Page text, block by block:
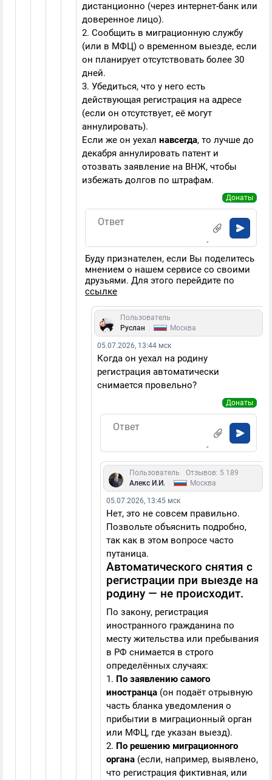
дистанционно (через интернет-банк или
доверенное лицо).
2. Сообщить в миграционную службу
(или в МФЦ) о временном выезде, если
он планирует отсутствовать более 30
дней.
3. Убедиться, что у него есть
действующая регистрация на адресе
(если он отсутствует, её могут
аннулировать).
Если же он уехал навсегда, то лучше до
декабря аннулировать патент и
отозвать заявление на ВНЖ, чтобы
избежать долгов по штрафам.
Донаты
Буду признателен, если Вы поделитесь
мнением о нашем сервисе со своими
друзьями. Для этого перейдите по
ссылке
Пользователь
Руслан
Москва
05.07.2026, 13:44 мск
Когда он уехал на родину
регистрация автоматически
снимается провельно?
Донаты
Пользователь
Отзывов: 5 189
Алекс И.И.
Москва
05.07.2026, 13:45 мск
Нет, это не совсем правильно.
Позвольте объяснить подробно,
так как в этом вопросе часто
путаница.
Автоматического снятия с
регистрации при выезде на
родину — не происходит.
По закону, регистрация
иностранного гражданина по
месту жительства или пребывания
в РФ снимается в строго
определённых случаях:
1. По заявлению самого
иностранца (он подаёт отрывную
часть бланка уведомления о
прибытии в миграционный орган
или МФЦ, где указан выезд).
2. По решению миграционного
органа (если, например, выявлено,
что регистрация фиктивная, или